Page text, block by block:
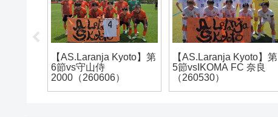
【アルテリーヴォ和歌
山】地域CL2022@徳島
会場の3日間
【アルテリーヴォ和歌
山】ファン感謝デー
2025